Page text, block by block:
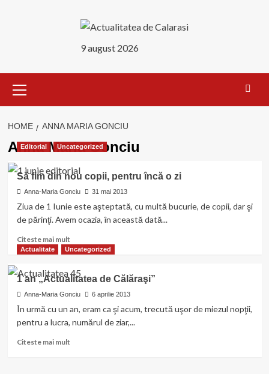
9 august 2026
Menu
HOME ANNA MARIA GONCIU
Anna Maria Gonciu
Editorial Uncategorized
Să fim din nou copii, pentru încă o zi
Anna-Maria Gonciu 31 mai 2013
Ziua de 1 Iunie este aşteptată, cu multă bucurie, de copii, dar şi
de părinţi. Avem ocazia, în această dată...
Citeste mai multRead
more
Să
fim
din
nou
pentru
încă
Actualitate Uncategorized
1 an „Actualitatea de Călăraşi”
Anna-Maria Gonciu 6 aprilie 2013
În urmă cu un an, eram ca şi acum, trecută uşor de miezul nopţii,
pentru a lucra, numărul de ziar,...
Citeste mai multRead